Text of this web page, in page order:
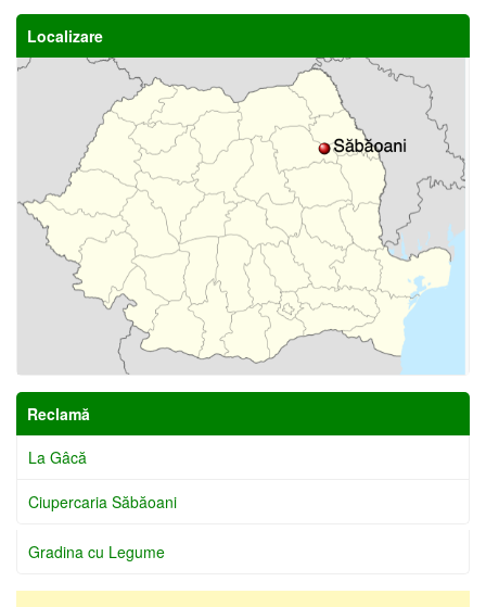
Localizare
Reclamă
La Gâcă
Ciupercaria Săbăoani
Gradina cu Legume